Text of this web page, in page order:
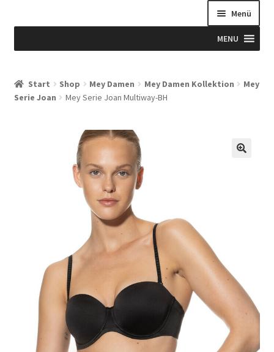
Menü
MENU
Allgemeine Geschäftsbedingungen
Carrello
Start Shop Mey Damen Mey Damen Kollektion
Mey
Serie Joan
Mey Serie Joan Multiway-BH